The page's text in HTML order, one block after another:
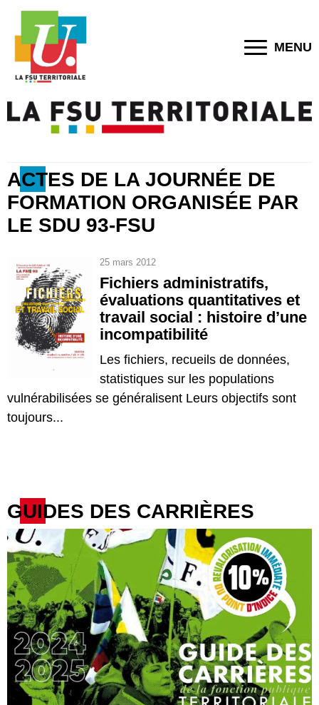
MENU
ACTES DE LA JOURNÉE DE
FORMATION ORGANISÉE PAR
LE SDU 93-FSU
25 mars 2012
Fichiers administratifs,
évaluations quantitatives et
travail social : histoire d’une
incompatibilité
Les fichiers, recueils de données,
statistiques sur les populations
vulnérabilisées se généralisent Leurs objectifs sont
toujours...
GUIDES DES CARRIÈRES